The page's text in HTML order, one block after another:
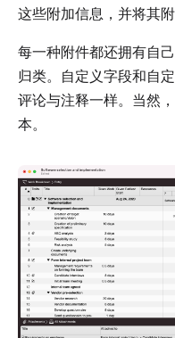
这些附加信息，并将其
每一种附件都还拥有自
归类。自定义字段和自
评论与注释一样。当然
本。